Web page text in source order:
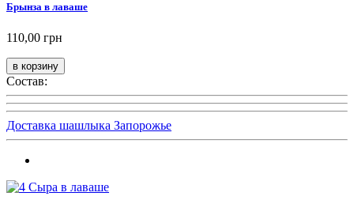
Брынза в лаваше
110,00 грн
Состав:
Доставка шашлыка Запорожье